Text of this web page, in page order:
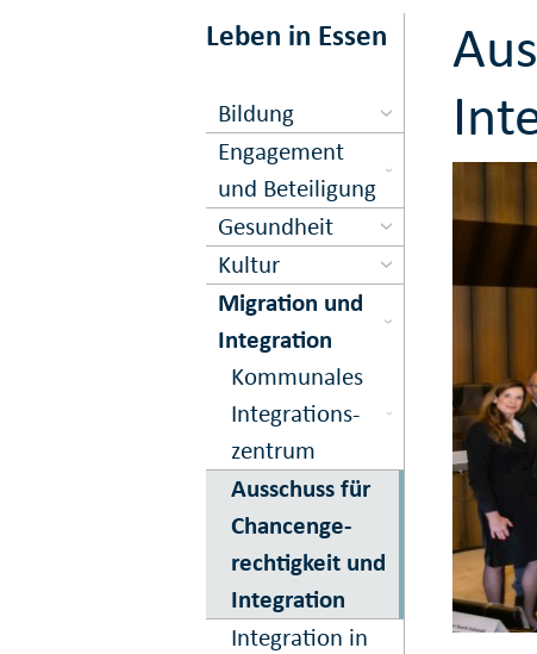
Leben in Essen
Bildung
Engagement
und Beteiligung
Gesundheit
Kultur
Migration und
Inte­gration
Kom­munales
Inte­grations­
zentrum
Ausschuss für
Chancen­ge­
rechtig­keit und
In­te­gration
Integration in